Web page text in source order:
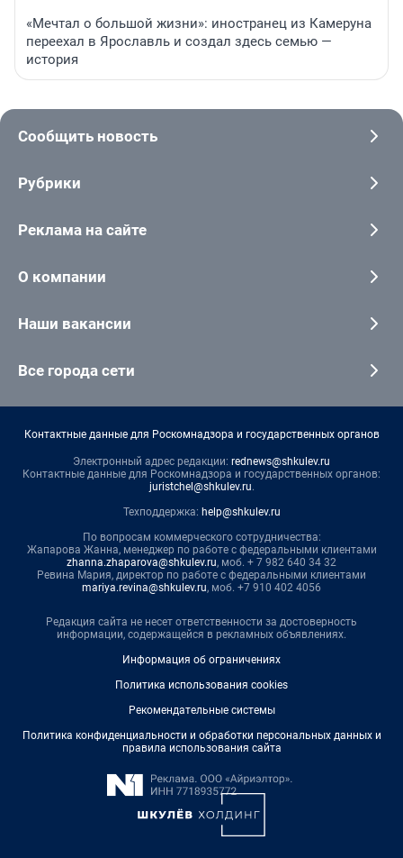
«Мечтал о большой жизни»: иностранец из Камеруна
переехал в Ярославль и создал здесь семью —
история
Сообщить новость
Рубрики
Реклама на сайте
О компании
Наши вакансии
Все города сети
Контактные данные для Роскомнадзора и государственных органов
Электронный адрес редакции: rednews@shkulev.ru
Контактные данные для Роскомнадзора и государственных органов:
juristchel@shkulev.ru.
Техподдержка: help@shkulev.ru
По вопросам коммерческого сотрудничества:
Жапарова Жанна, менеджер по работе с федеральными клиентами
zhanna.zhaparova@shkulev.ru, моб. + 7 982 640 34 32
Ревина Мария, директор по работе с федеральными клиентами
mariya.revina@shkulev.ru, моб. +7 910 402 4056
Редакция сайта не несет ответственности за достоверность
информации, содержащейся в рекламных объявлениях.
Информация об ограничениях
Политика использования cookies
Рекомендательные системы
Политика конфиденциальности и обработки персональных данных и
правила использования сайта